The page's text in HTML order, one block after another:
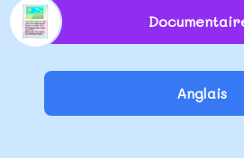
Anglais